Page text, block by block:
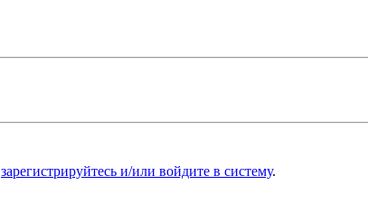
зарегистрируйтесь и/или войдите в систему.